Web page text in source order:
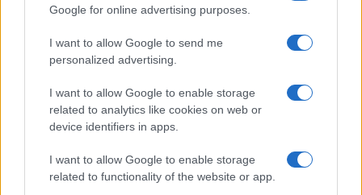
Google for online advertising purposes.
I want to allow Google to send me
personalized advertising.
I want to allow Google to enable storage
related to analytics like cookies on web or
device identifiers in apps.
I want to allow Google to enable storage
related to functionality of the website or app.